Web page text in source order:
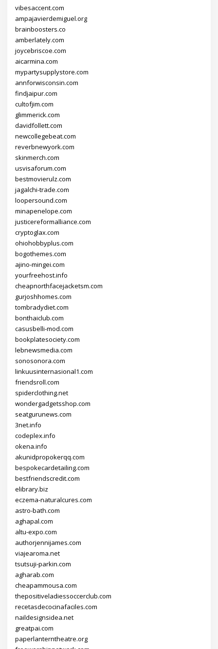
vibesaccent.com
ampajavierdemiguel.org
brainboosters.co
amberlately.com
joycebriscoe.com
aicarmina.com
mypartysupplystore.com
annforwisconsin.com
findjaipur.com
cultofjim.com
glimmerick.com
davidfollett.com
newcollegebeat.com
reverbnewyork.com
skinmerch.com
usvisaforum.com
bestmovierulz.com
jagalchi-trade.com
loopersound.com
minapenelope.com
justicereformalliance.com
cryptoglax.com
ohiohobbyplus.com
bogothemes.com
ajino-mingei.com
yourfreehost.info
cheapnorthfacejacketsm.com
gurjoshhomes.com
tombradydiet.com
bonthaiclub.com
casusbelli-mod.com
bookplatesociety.com
lebnewsmedia.com
sonosonora.com
linkuusinternasional1.com
friendsroll.com
spiderclothing.net
wondergadgetsshop.com
seatgurunews.com
3net.info
codeplex.info
okena.info
akunidpropokerqq.com
bespokecardetailing.com
bestfriendscredit.com
elibrary.biz
eczema-naturalcures.com
astro-bath.com
aghapal.com
altu-expo.com
authorjennijames.com
viajearoma.net
tsutsuji-parkin.com
agharab.com
cheapammousa.com
thepositiveladiessoccerclub.com
recetasdecocinafaciles.com
naildesignsidea.net
greatpai.com
paperlanterntheatre.org